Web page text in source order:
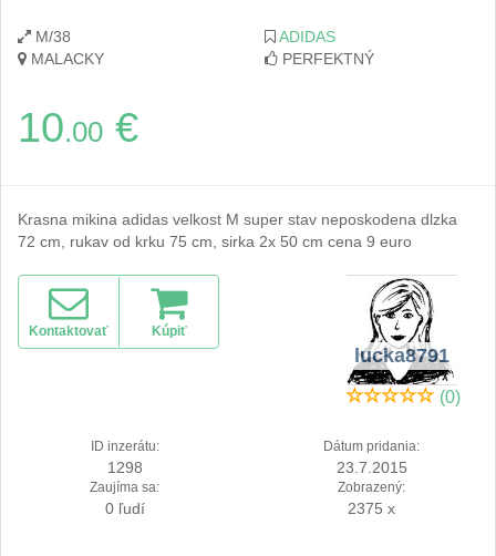
M/38
ADIDAS
MALACKY
PERFEKTNÝ
10.00 €
Krasna mikina adidas velkost M super stav neposkodena dlzka
72 cm, rukav od krku 75 cm, sirka 2x 50 cm cena 9 euro
Kontaktovať Kúpiť
lucka8791
(0)
ID inzerátu:
1298
Dátum pridania:
23.7.2015
Zaujíma sa:
0 ľudí
Zobrazený:
2375 x